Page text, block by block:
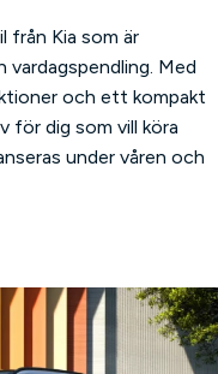
från Kia som är
Med
och ett kompakt
dig som vill köra
under våren och